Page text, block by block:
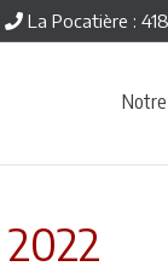
La Pocatière :